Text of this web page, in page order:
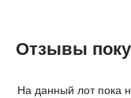
Отзывы
На данный лот пока